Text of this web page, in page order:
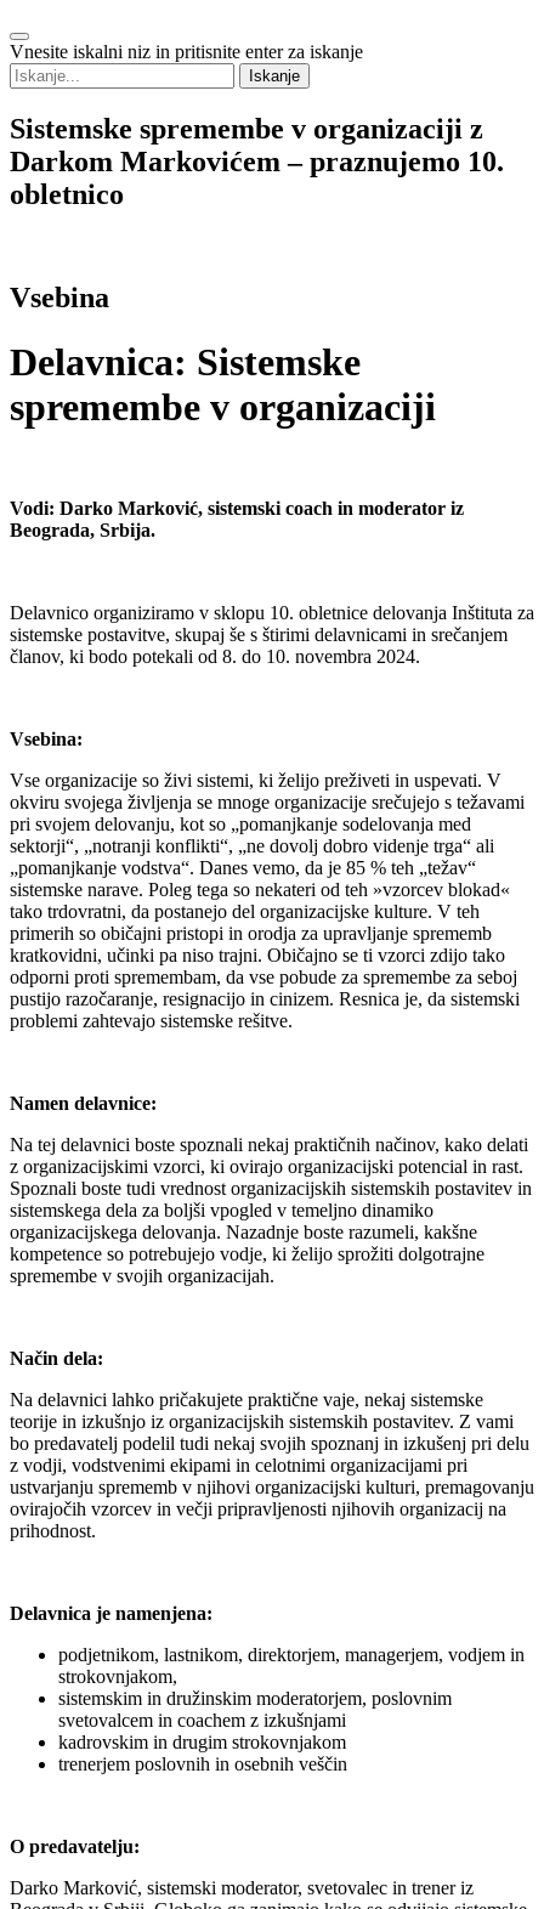
Vnesite iskalni niz in pritisnite enter za iskanje
Sistemske spremembe v organizaciji z
Darkom Markovićem – praznujemo 10.
obletnico
Vsebina
Delavnica: Sistemske
spremembe v organizaciji
Vodi: Darko Marković, sistemski coach in moderator iz
Beograda, Srbija.
Delavnico organiziramo v sklopu 10. obletnice delovanja Inštituta za
sistemske postavitve, skupaj še s štirimi delavnicami in srečanjem
članov, ki bodo potekali od 8. do 10. novembra 2024.
Vsebina:
Vse organizacije so živi sistemi, ki želijo preživeti in uspevati. V
okviru svojega življenja se mnoge organizacije srečujejo s težavami
pri svojem delovanju, kot so „pomanjkanje sodelovanja med
sektorji“, „notranji konflikti“, „ne dovolj dobro videnje trga“ ali
„pomanjkanje vodstva“. Danes vemo, da je 85 % teh „težav“
sistemske narave. Poleg tega so nekateri od teh »vzorcev blokad«
tako trdovratni, da postanejo del organizacijske kulture. V teh
primerih so običajni pristopi in orodja za upravljanje sprememb
kratkovidni, učinki pa niso trajni. Običajno se ti vzorci zdijo tako
odporni proti spremembam, da vse pobude za spremembe za seboj
pustijo razočaranje, resignacijo in cinizem. Resnica je, da sistemski
problemi zahtevajo sistemske rešitve.
Namen delavnice:
Na tej delavnici boste spoznali nekaj praktičnih načinov, kako delati
z organizacijskimi vzorci, ki ovirajo organizacijski potencial in rast.
Spoznali boste tudi vrednost organizacijskih sistemskih postavitev in
sistemskega dela za boljši vpogled v temeljno dinamiko
organizacijskega delovanja. Nazadnje boste razumeli, kakšne
kompetence so potrebujejo vodje, ki želijo sprožiti dolgotrajne
spremembe v svojih organizacijah.
Način dela:
Na delavnici lahko pričakujete praktične vaje, nekaj sistemske
teorije in izkušnjo iz organizacijskih sistemskih postavitev. Z vami
bo predavatelj podelil tudi nekaj svojih spoznanj in izkušenj pri delu
z vodji, vodstvenimi ekipami in celotnimi organizacijami pri
ustvarjanju sprememb v njihovi organizacijski kulturi, premagovanju
ovirajočih vzorcev in večji pripravljenosti njihovih organizacij na
prihodnost.
Delavnica je namenjena:
podjetnikom, lastnikom, direktorjem, managerjem, vodjem in
strokovnjakom,
sistemskim in družinskim moderatorjem, poslovnim
svetovalcem in coachem z izkušnjami
kadrovskim in drugim strokovnjakom
trenerjem poslovnih in osebnih veščin
O predavatelju:
Darko Marković, sistemski moderator, svetovalec in trener iz